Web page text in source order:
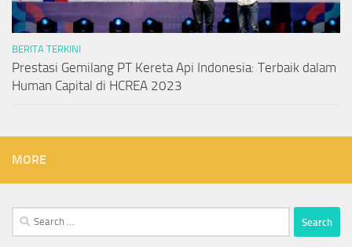
BERITA TERKINI
Prestasi Gemilang PT Kereta Api Indonesia: Terbaik dalam
Human Capital di HCREA 2023
MORE
Search
for: